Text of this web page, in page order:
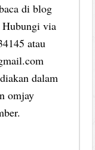
di blog
Hubungi via
atau
dalam
omjay